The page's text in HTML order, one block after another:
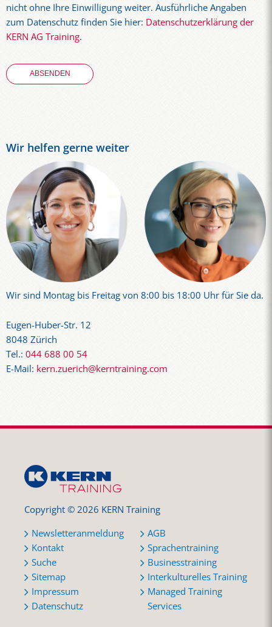
nicht ohne Ihre Einwilligung weiter. Ausführliche Angaben
zum Datenschutz finden Sie hier: Datenschutzerklärung der
KERN AG Training.
Wir helfen gerne weiter
Wir sind Montag bis Freitag von 8:00 bis 18:00 Uhr für Sie da.
Eugen-Huber-Str. 12
8048 Zürich
Tel.: 044 688 00 54
E-Mail: kern.zuerich@kerntraining.com
Copyright © 2026 KERN Training
Newsletteranmeldung
Kontakt
Suche
Sitemap
Impressum
Datenschutz
AGB
Sprachentraining
Businesstraining
Interkulturelles Training
Managed Training
Services